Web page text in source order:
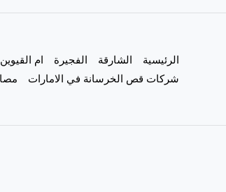
الرئيسية الشارقة الفجيرة ام القيوين
شركات قص الخرسانة في الامارات